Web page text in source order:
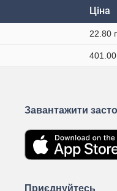
Ціна
22.80
401.00
Завантажити
Приєднуйтесь